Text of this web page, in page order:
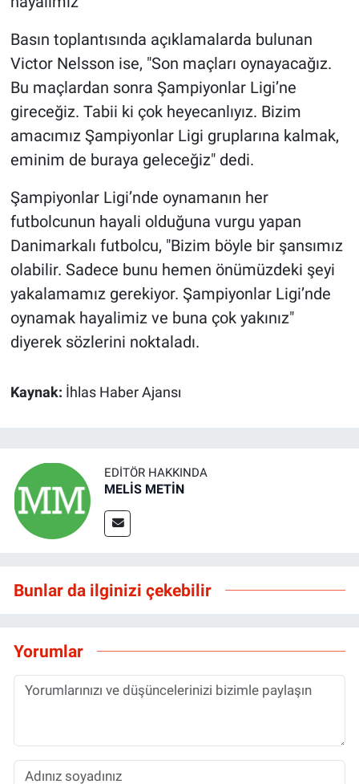
Basın toplantısında açıklamalarda bulunan
Victor Nelsson ise, "Son maçları oynayacağız.
Bu maçlardan sonra Şampiyonlar Ligi’ne
gireceğiz. Tabii ki çok heyecanlıyız. Bizim
amacımız Şampiyonlar Ligi gruplarına kalmak,
eminim de buraya geleceğiz" dedi.
Şampiyonlar Ligi’nde oynamanın her
futbolcunun hayali olduğuna vurgu yapan
Danimarkalı futbolcu, "Bizim böyle bir şansımız
olabilir. Sadece bunu hemen önümüzdeki şeyi
yakalamamız gerekiyor. Şampiyonlar Ligi’nde
oynamak hayalimiz ve buna çok yakınız"
diyerek sözlerini noktaladı.
Kaynak: İhlas Haber Ajansı
EDITÖR HAKKINDA
MELİS METİN
Bunlar da ilginizi çekebilir
Yorumlar